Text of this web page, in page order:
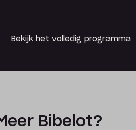
Bekijk het volledig programma
Bibelot?